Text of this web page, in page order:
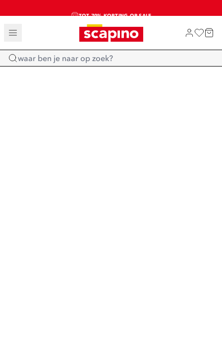
TOT 70% KORTING OP SALE
SALE: LAATSTE KANS!
SHOP NIEUW
Home